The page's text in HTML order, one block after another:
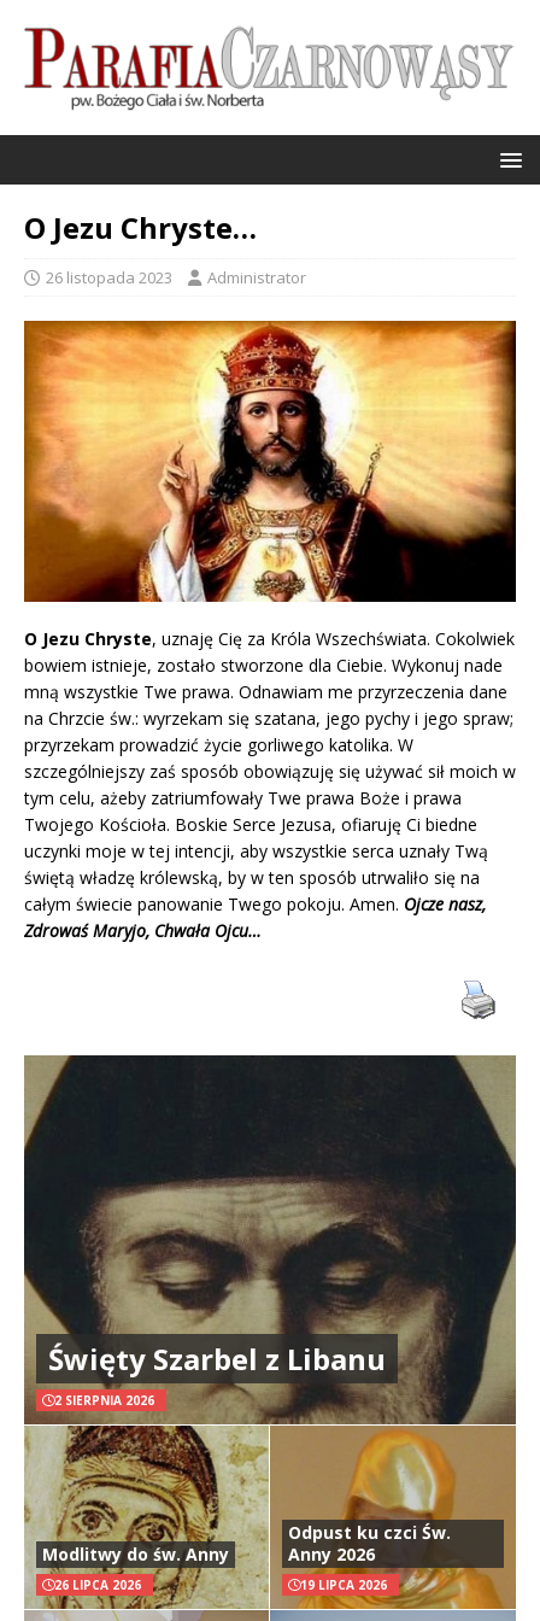
O Jezu Chryste…
26 listopada 2023 Administrator
O Jezu Chryste, uznaję Cię za Króla Wszechświata. Cokolwiek
bowiem istnieje, zostało stworzone dla Ciebie. Wykonuj nade
mną wszystkie Twe prawa. Odnawiam me przyrzeczenia dane
na Chrzcie św.: wyrzekam się szatana, jego pychy i jego spraw;
przyrzekam prowadzić życie gorliwego katolika. W
szczególniejszy zaś sposób obowiązuję się używać sił moich w
tym celu, ażeby zatriumfowały Twe prawa Boże i prawa
Twojego Kościoła. Boskie Serce Jezusa, ofiaruję Ci biedne
uczynki moje w tej intencji, aby wszystkie serca uznały Twą
świętą władzę królewską, by w ten sposób utrwaliło się na
całym świecie panowanie Twego pokoju. Amen. Ojcze nasz,
Zdrowaś Maryjo, Chwała Ojcu…
Święty Szarbel z Libanu
2 SIERPNIA 2026
Modlitwy do św. Anny
26 LIPCA 2026
Odpust ku czci Św.
Anny 2026
19 LIPCA 2026